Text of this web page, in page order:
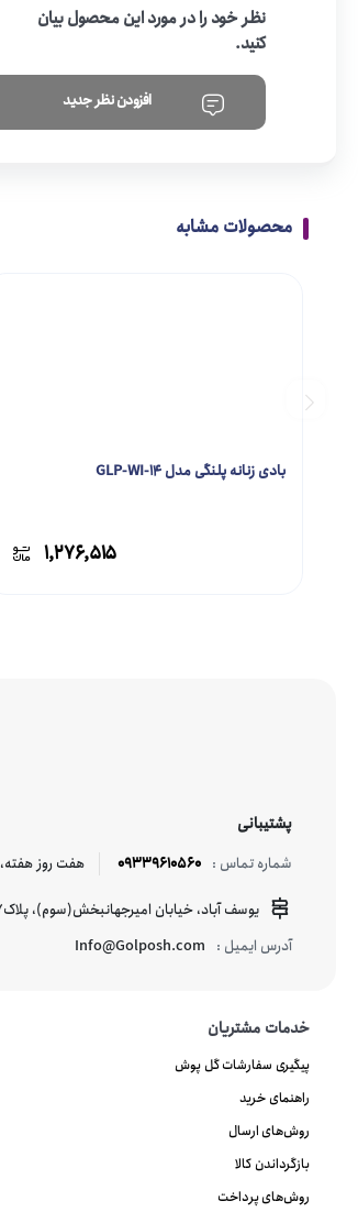
نظر خود را در مورد این محصول بیان
کنید.
افزودن نظر جدید
محصولات مشابه
بادی زنانه پلنگی مدل GLP-WI-14
۱,۲۷۶,۵۱۵
پشتیبانی
شماره تماس : 09339610560
هفت روز هفته، ۲۴ ساعت شبانه‌روز پاسخگوی شما هستیم.
یوسف آباد، خیابان امیرجهانبخش(سوم)، پلاک17، طبقه3، واحد6
آدرس ایمیل : Info@Golposh.com
خدمات مشتریان
پیگیری سفارشات گل پوش
راهنمای خرید
روش‌های ارسال
بازگرداندن کالا
روش‌های پرداخت